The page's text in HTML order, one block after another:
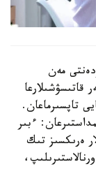
گە جۋىق ستۋدەنتى مەن
قاتىسۋشىلارعا
تاپسىرماعان.
ءبىر
ەرىكسىز تىك